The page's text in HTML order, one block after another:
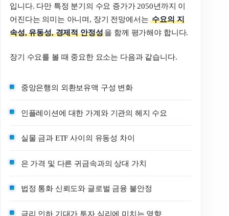
입니다. 다만 특정 분기의 수요 증가가 2050년까지 이
어진다는 의미는 아니며, 장기 전망에서는수요의 지
속성, 유동성, 경제적 안정성 을 함께 평가해야 합니다.
장기 수요를 볼 때 중요한 요소는 다음과 같습니다.
중앙은행의 외환보유액 구성 변화
인플레이션에 대한 가계와 기관의 헤지 수요
실물 금과 ETF 사이의 유동성 차이
은 가격 및 다른 귀금속과의 상대 가치
법정 통화 신뢰도와 글로벌 금융 불안정
금리 인하 기대가 투자 심리에 미치는 영향